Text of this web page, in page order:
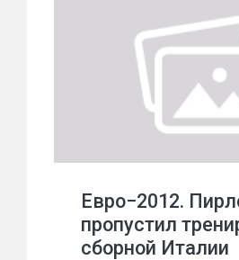
Евро−2012.
пропустил
сборной Италии